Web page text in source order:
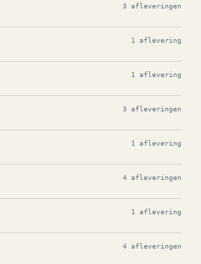
3 afleveringen
1 aflevering
1 aflevering
3 afleveringen
1 aflevering
4 afleveringen
1 aflevering
4 afleveringen